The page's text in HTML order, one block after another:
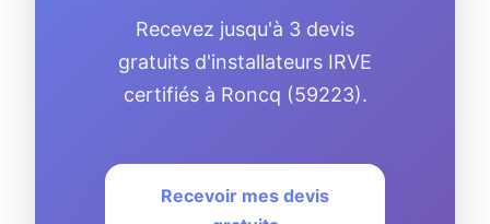
Recevez jusqu'à 3 devis
gratuits d'installateurs IRVE
certifiés à Roncq (59223).
Recevoir mes devis